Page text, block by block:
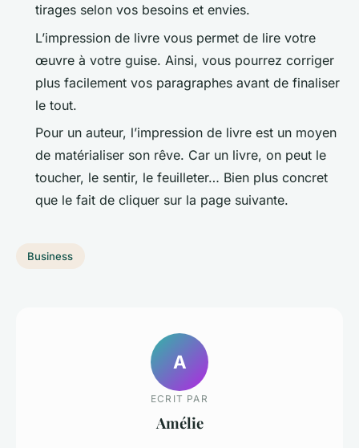
tirages selon vos besoins et envies.
L’impression de livre vous permet de lire votre
œuvre à votre guise. Ainsi, vous pourrez corriger
plus facilement vos paragraphes avant de finaliser
le tout.
Pour un auteur, l’impression de livre est un moyen
de matérialiser son rêve. Car un livre, on peut le
toucher, le sentir, le feuilleter… Bien plus concret
que le fait de cliquer sur la page suivante.
Business
A
ECRIT PAR
Amélie